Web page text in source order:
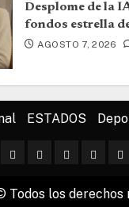
Desplome de la
fondos estrella
AGOSTO 7, 2026
ESTADOS
Todos los derechos